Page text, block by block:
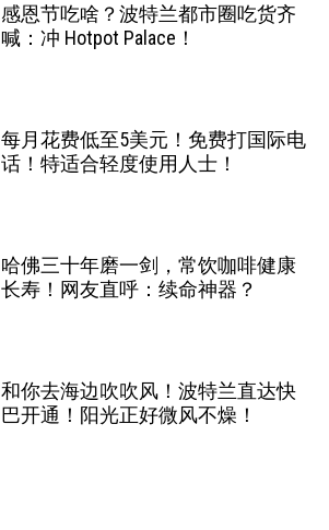
感恩节吃啥？波特兰都市圈吃货齐
喊：冲 Hotpot Palace！
每月花费低至5美元！免费打国际电
话！特适合轻度使用人士！
哈佛三十年磨一剑，常饮咖啡健康
长寿！网友直呼：续命神器？
和你去海边吹吹风！波特兰直达快
巴开通！阳光正好微风不燥！